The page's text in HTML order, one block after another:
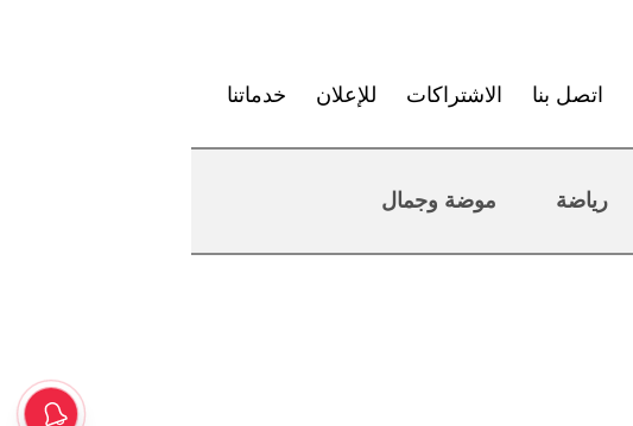
اتصل بنا الاشتراكات للإعلان خدماتنا
رياضة موضة وجمال